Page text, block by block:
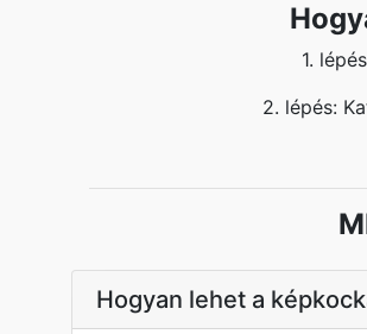
1.
2. lépés:
Hogyan lehet a